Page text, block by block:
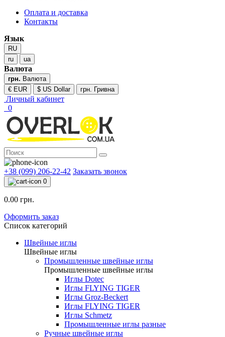
Оплата и доставка
Контакты
Язык
RU
ru
ua
Валюта
грн. Валюта
€ EUR
$ US Dollar грн. Гривна
Личный кабинет
0
+38 (099) 206-22-42 Заказать звонок
0
0.00 грн.
Оформить заказ
Список категорий
Швейные иглы
Швейные иглы
Промышленные швейные иглы
Промышленные швейные иглы
Иглы Dotec
Иглы FLYING TIGER
Иглы Groz-Beckert
Иглы FLYING TIGER
Иглы Schmetz
Промышленные иглы разные
Ручные швейные иглы